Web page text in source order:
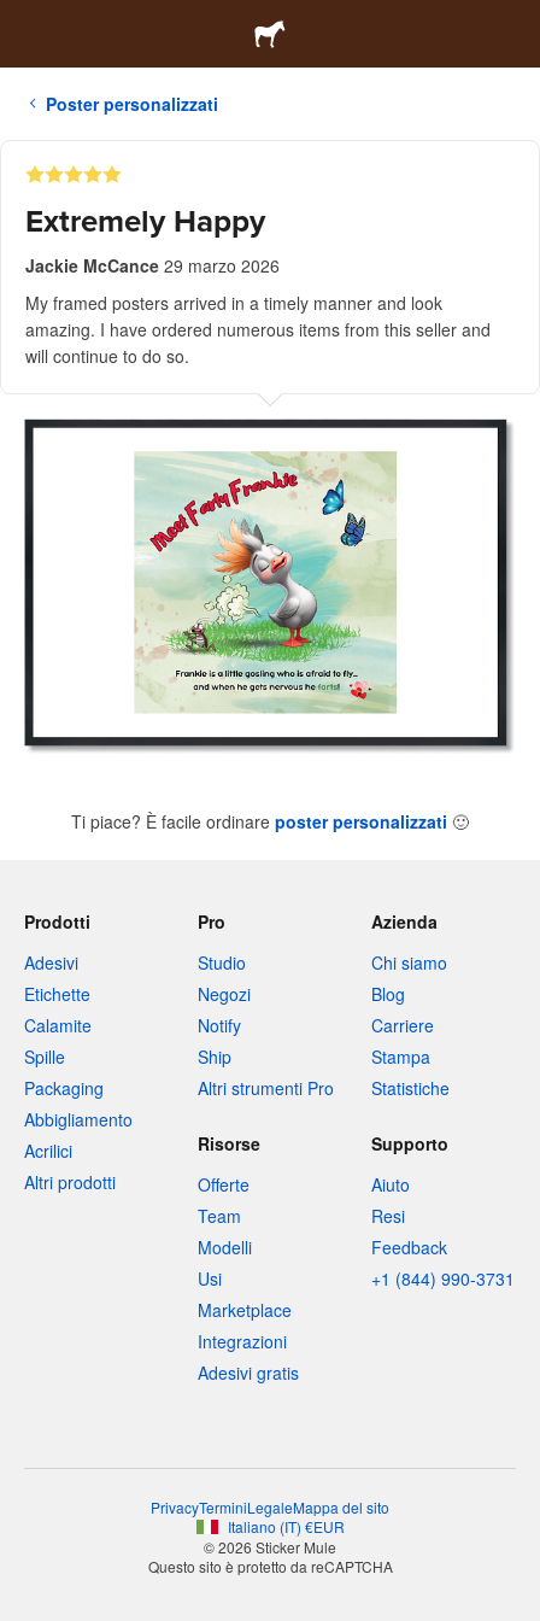
Poster personalizzati
Extremely Happy
Jackie McCance 29 marzo 2026
My framed posters arrived in a timely manner and look
amazing. I have ordered numerous items from this seller and
will continue to do so.
Ti piace? È facile ordinare poster personalizzati 🙂
Prodotti
Adesivi
Etichette
Calamite
Spille
Packaging
Abbigliamento
Acrilici
Altri prodotti
Pro
Studio
Negozi
Notify
Ship
Altri strumenti Pro
Azienda
Chi siamo
Blog
Carriere
Stampa
Statistiche
Risorse
Offerte
Team
Modelli
Usi
Marketplace
Integrazioni
Adesivi gratis
Supporto
Aiuto
Resi
Feedback
+1 (844) 990-3731
PrivacyTerminiLegaleMappa del sito
Italiano (IT) €EUR
© 2026 Sticker Mule
Questo sito è protetto da reCAPTCHA